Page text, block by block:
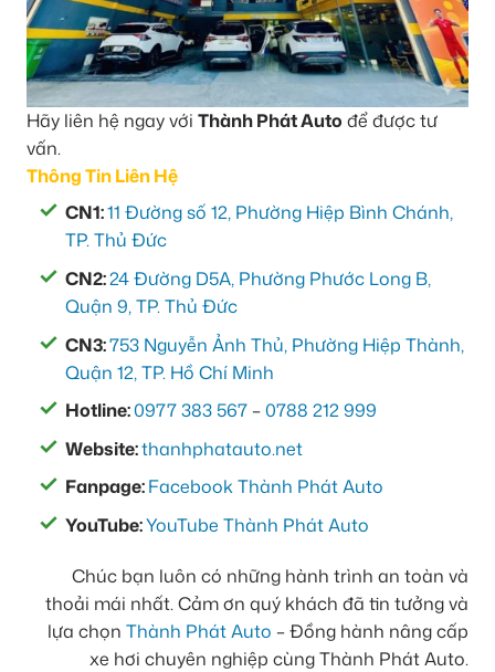
Hãy liên hệ ngay với Thành Phát Auto để được tư
vấn.
Thông Tin Liên Hệ
CN1:11 Đường số 12, Phường Hiệp Bình Chánh,
TP. Thủ Đức
CN2:24 Đường D5A, Phường Phước Long B,
Quận 9, TP. Thủ Đức
CN3:753 Nguyễn Ảnh Thủ, Phường Hiệp Thành,
Quận 12, TP. Hồ Chí Minh
Hotline:0977 383 567 –0788 212 999
Website:thanhphatauto.net
Fanpage:Facebook Thành Phát Auto
YouTube:YouTube Thành Phát Auto
Chúc bạn luôn có những hành trình an toàn và
thoải mái nhất. Cảm ơn quý khách đã tin tưởng và
lựa chọn Thành Phát Auto – Đồng hành nâng cấp
xe hơi chuyên nghiệp cùng Thành Phát Auto.